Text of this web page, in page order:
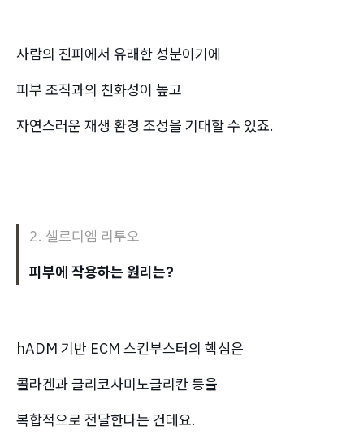
사람의 진피에서 유래한 성분이기에
피부 조직과의 친화성이 높고
자연스러운 재생 환경 조성을 기대할 수 있죠.
2. 셀르디엠 리투오
피부에 작용하는 원리는?
hADM 기반 ECM 스킨부스터의 핵심은
콜라겐과 글리코사미노글리칸 등을
복합적으로 전달한다는 건데요.